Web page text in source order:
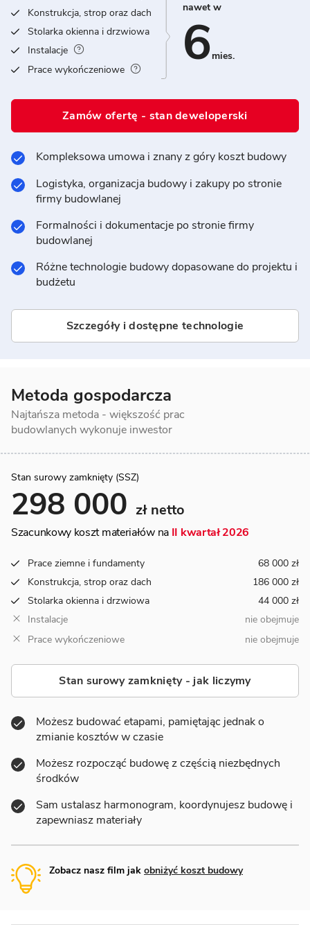
Metoda gospodarcza
Najtańsza metoda - większość prac
budowlanych wykonuje inwestor
Stan surowy zamknięty (SSZ)
298 000 zł netto
Szacunkowy koszt materiałów na II kwartał 2026
Prace ziemne i fundamenty
68 000 zł
Konstrukcja, strop oraz dach
186 000 zł
Stolarka okienna i drzwiowa
44 000 zł
Instalacje
nie obejmuje
Prace wykończeniowe
nie obejmuje
Stan surowy zamknięty - jak liczymy
Możesz budować etapami, pamiętając jednak o
zmianie kosztów w czasie
Możesz rozpocząć budowę z częścią niezbędnych
środków
Sam ustalasz harmonogram, koordynujesz budowę i
zapewniasz materiały
Zobacz nasz film jak obniżyć koszt budowy
Konstrukcja, strop oraz dach
Stolarka okienna i drzwiowa
Instalacje
Prace wykończeniowe
nawet w
6 mies.
Zamów ofertę - stan deweloperski
Kompleksowa umowa i znany z góry koszt budowy
Logistyka, organizacja budowy i zakupy po stronie
firmy budowlanej
Formalności i dokumentacje po stronie firmy
budowlanej
Różne technologie budowy dopasowane do projektu i
budżetu
Szczegóły i dostępne technologie